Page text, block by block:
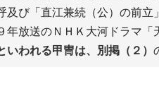
及び「直江兼続（公）の前立
年放送のＮＨＫ大河ドラマ
いわれる甲冑は、別掲（２）